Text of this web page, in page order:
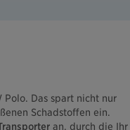
Das spart nicht nur
Schadstoffen ein.
an, durch die Ihr